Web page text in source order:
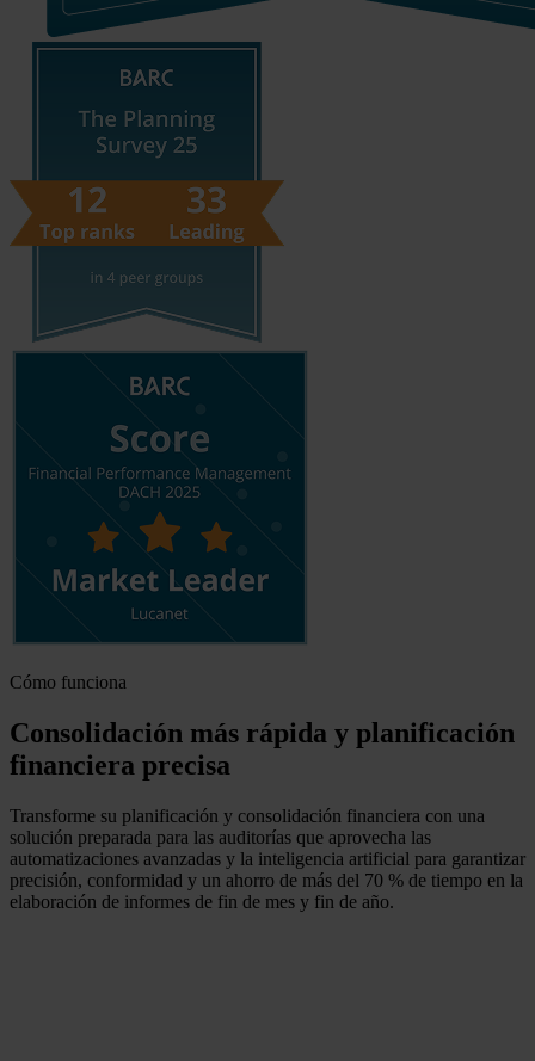
Cómo funciona
Consolidación más rápida y planificación
financiera precisa
Transforme su planificación y consolidación financiera con una
solución preparada para las auditorías que aprovecha las
automatizaciones avanzadas y la inteligencia artificial para garantizar
precisión, conformidad y un ahorro de más del 70 % de tiempo en la
elaboración de informes de fin de mes y fin de año.